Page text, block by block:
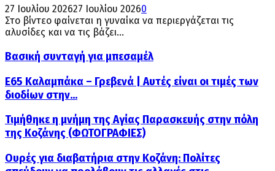
27 Ιουλίου 202627 Ιουλίου 20260
Στο βίντεο φαίνεται η γυναίκα να περιεργάζεται τις
αλυσίδες και να τις βάζει...
Βασική συνταγή για μπεσαμέλ
Ε65 Καλαμπάκα – Γρεβενά | Αυτές είναι οι τιμές των
διοδίων στην...
Τιμήθηκε η μνήμη της Αγίας Παρασκευής στην πόλη
της Κοζάνης (ΦΩΤΟΓΡΑΦΙΕΣ)
Ουρές για διαβατήρια στην Κοζάνη: Πολίτες